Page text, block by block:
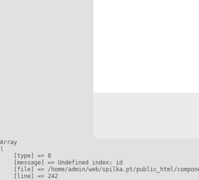
Array
(
    [type] => 8
    [message] => Undefined index: id
[file] => /home/admin/web/spilka.pt/public_html/
    [line] => 242